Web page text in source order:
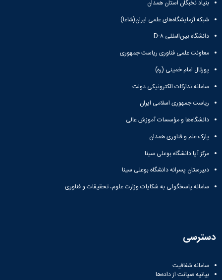
معظم
رهبری
تماس
دانشگاه
روابط
عمومی
دانشکده‌ها
شماره
آموزش
کارکنان
تقویم
آموزشی
نظامنامه
اخلاق
دانش‌آموختگان
آزمایشگاه
باستان
شناسی
آزمایشگاه
ربات
و
بینایی
آزمایشگاه
پژوهش
کتابخانه
مرکزی
و
مرکز
اسناد
پایان
و
انتشارات
نشر
کتب
و
حسابداری
رزن
صنایع
بهار
مجتمع
عالی
فاطمیه
نهاوند
(ویژه
زمین
چمن
سالن‌های
ورزشی
سیاحتی
دانشگاه
موزه
طبیعی
دانشگاه
(محمد)
بنیاد نخبگان استان همدان
شبکه آزمایشگاه‌های علمی ایران(شاعا)
دانشگاه بین‌المللی D-۸
معاونت علمی فناوری ریاست جمهوری
پورتال امام خمینی (ره)
سامانه تدارکات الکترونیکی دولت
ریاست جمهوری اسلامی ایران
دانشگاه‌ها و مؤسسات آموزش عالی
پارک علم و فناوری همدان
مرکز آپا دانشگاه بوعلی سینا
دبیرستان پسرانه دانشگاه بوعلی سینا
سامانه پاسخگوئی به شکایات وزارت علوم، تحقیقات و فناوری
دسترسی
سامانه شفافیت
بیانیه صیانت از داده‌ها